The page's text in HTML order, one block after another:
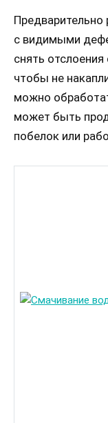
Предварительно
с видимыми
снять
чтобы не
можно
может быть
побелок или